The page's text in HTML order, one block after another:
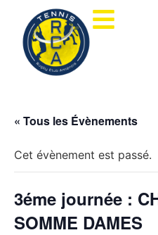
« Tous les Évènements
Cet évènement est passé.
3éme journée :
SOMME DAMES